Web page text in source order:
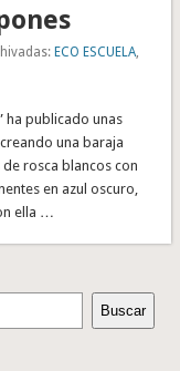
ECO ESCUELA
ha publicado unas
una baraja
rosca blancos con
en azul oscuro,
ella …
Buscar